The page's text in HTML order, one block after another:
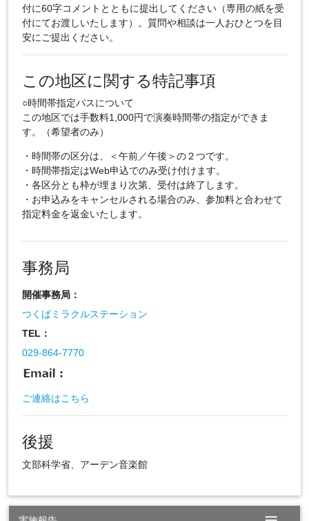
付に60字コメントとともに提出してください（専用の紙を受
付にてお渡しいたします）。質問や相談は一人おひとつを目
安にご提出ください。
この地区に関する特記事項
○時間帯指定パスについて
この地区では手数料1,000円で演奏時間帯の指定ができま
す。（希望者のみ）
・時間帯の区分は、＜午前／午後＞の２つです。
・時間帯指定はWeb申込でのみ受け付けます。
・各区分とも枠が埋まり次第、受付は終了します。
・お申込みをキャンセルされる場合のみ、参加料と合わせて
指定料金を返金いたします。
事務局
開催事務局：
つくばミラクルステーション
TEL：
029-864-7770
ご連絡はこちら
後援
文部科学省、アーデン音楽館